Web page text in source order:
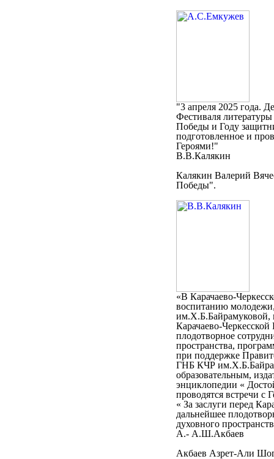
"3 апреля 2025 года.
Фестиваля
Победы и Году
подготовленное и
Героями!"
В.В.Калякин
Калякин Валерий
Победы".
«В Карачаево-
воспитанию
им.Х.Б.Байрамуковой,
Карачаево-
плодотворное
пространства,
при поддержке
ГНБ КЧР
образовательным,
энциклопедии «
проводятся встречи с
« За заслуги перед
дальнейшее
духовного
А.- А.Ш.Акбаев
Акбаев Азрет-Али